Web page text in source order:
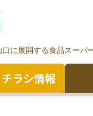
に展開する食品スーパ
ラシ情報